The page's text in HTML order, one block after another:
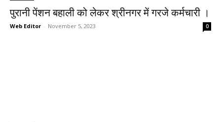
पुरानी पेंशन बहाली को लेकर श्रीनगर में गरजे कर्मचारी ।
Web Editor - November 5, 2023 0